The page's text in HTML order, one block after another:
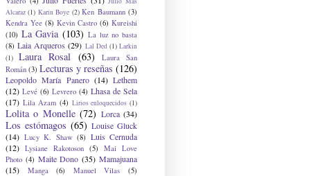
Alcaraz (1) Karin Boye (2) Ken Baumann (3)
Kendra Yee (8) Kevin Castro (6) Kureishi
(10) La Gavia (103) La luz no basta
(8) Laia Arqueros (29) Lal Ded (1) Larkin
(1)
Laura Rosal (63)
Laura San
Román (3) Lecturas y reseñas (126)
Leopoldo María Panero (14) Lethem
(12) Levé (6) Levrero (4) Lhasa de Sela
(17) Lila Azam (4) Lirios enloquecidos (1)
Lolita o Monelle (72) Lorca (34)
Los estómagos (65) Louise Gluck
(14) Lucy K. Shaw (8) Luis Cernuda
(12) Lysiane Rakotoson (5)
Mai Love
Photo (4) Maite Dono (35) Mamajuana
(15)
Manga (6) Manuel Vilas (5)